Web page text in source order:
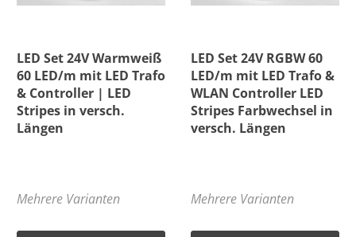
LED Set 24V Warmweiß
60 LED/m mit LED Trafo
& Controller | LED
Stripes in versch.
Längen
Mehrere Varianten
LED Set 24V RGBW 60
LED/m mit LED Trafo &
WLAN Controller LED
Stripes Farbwechsel in
versch. Längen
Mehrere Varianten